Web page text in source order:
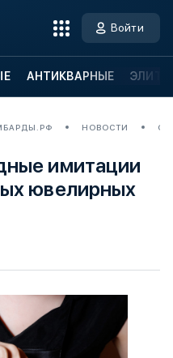
Войти
АНТИКВАРНЫЕ
НОВОСТИ
имитации
ювелирных